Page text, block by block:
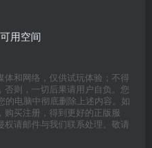
用空间
和网络，仅供试玩体验；不得
则，一切后果请用户自负。您
的电脑中彻底删除上述内容。如
买注册，得到更好的正版服
请邮件与我们联系处理。敬请